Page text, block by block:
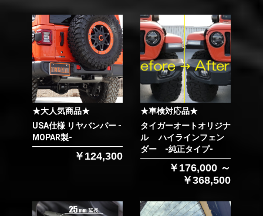
★大人気商品★
USA仕様 リヤバンパー -
MOPAR製-
￥124,300
★車検対応品★
タイガーオートオリジナ
ル ハイラインフェン
ダー -純正タイプ-
￥176,000 ～
￥368,500